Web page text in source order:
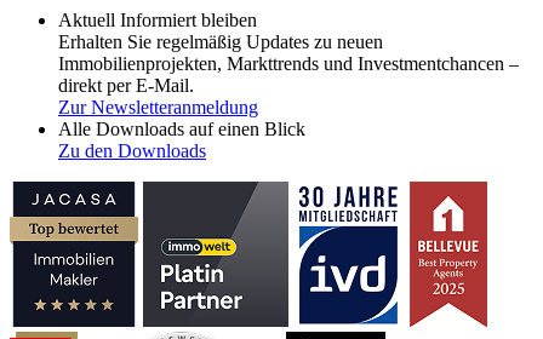
Aktuell Informiert bleiben
Erhalten Sie regelmäßig Updates zu neuen
Immobilienprojekten, Markttrends und Investmentchancen –
direkt per E-Mail.
Zur Newsletteranmeldung
Alle Downloads auf einen Blick
Zu den Downloads